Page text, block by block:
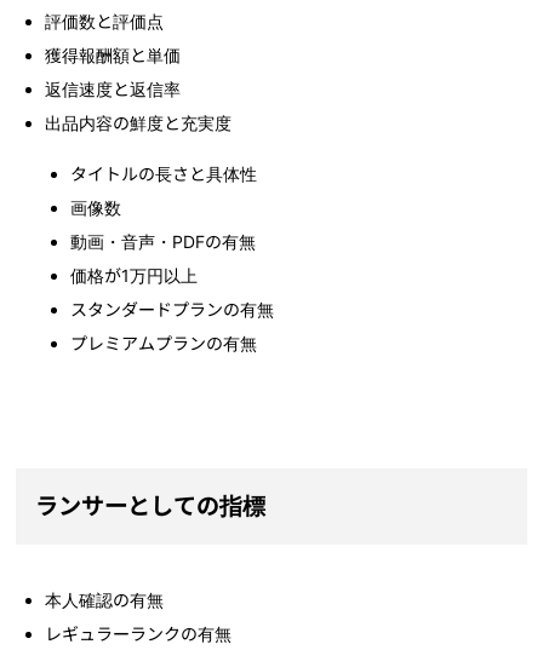
評価数と評価点
獲得報酬額と単価
返信速度と返信率
出品内容の鮮度と充実度
タイトルの長さと具体性
画像数
動画・音声・PDFの有無
価格が1万円以上
スタンダードプランの有無
プレミアムプランの有無
ランサーとしての指標
本人確認の有無
レギュラーランクの有無